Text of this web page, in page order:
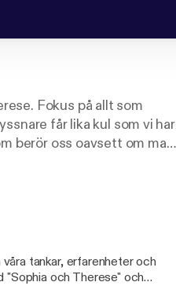
Fokus på allt som
får lika kul som vi har
berör oss oavsett om man
tankar, erfarenheter och
"Sophia och Therese" och